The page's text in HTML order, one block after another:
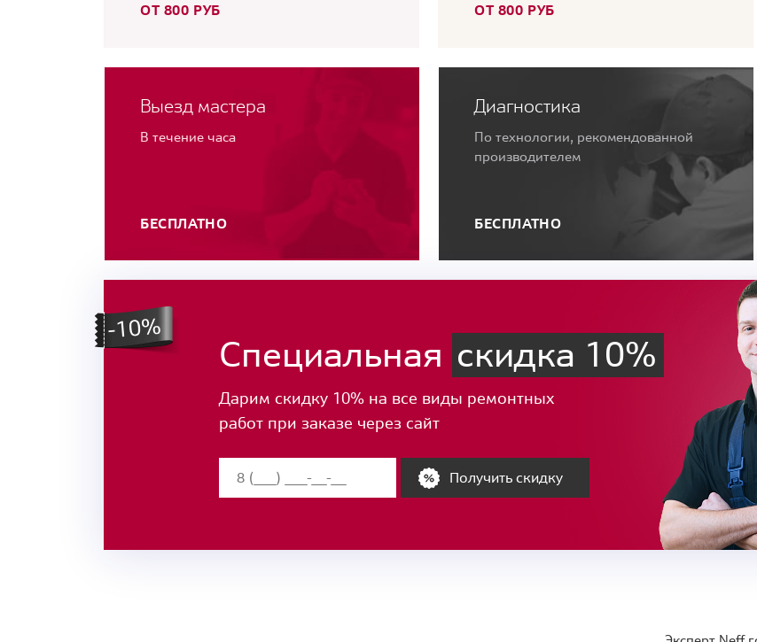
ОТ 800 РУБ ОТ 800 РУБ
Выезд мастера
В течение часа
БЕСПЛАТНО
Диагностика
По технологии, рекомендованной
производителем
БЕСПЛАТНО
Специальная скидка 10%
Дарим скидку 10% на все виды ремонтных
работ при заказе через сайт
Получить скидку